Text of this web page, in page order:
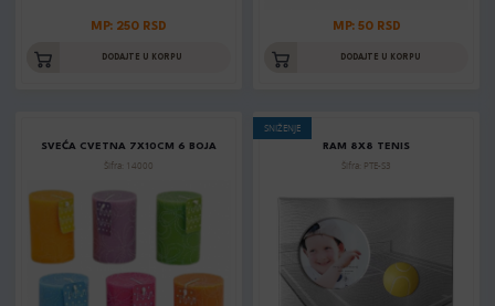
MP: 250 RSD
DODAJTE U KORPU
MP: 50 RSD
DODAJTE U KORPU
SVEĆA CVETNA 7X10CM 6 BOJA
Šifra: 14000
SNIŽENJE
RAM 8X8 TENIS
Šifra: PTE-S3